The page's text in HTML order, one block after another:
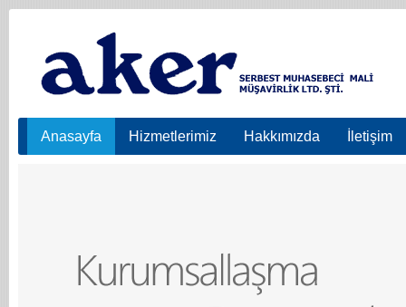
Anasayfa Hizmetlerimiz Hakkımızda İletişim